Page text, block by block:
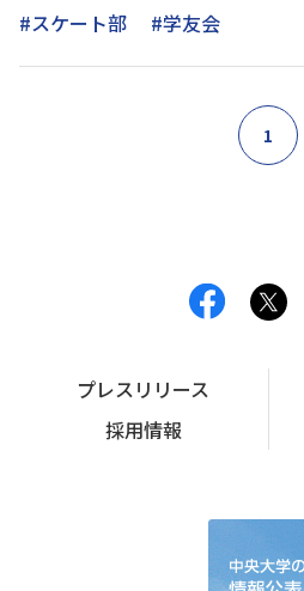
#スケート部
#学友会
1
プレスリリース
採用情報